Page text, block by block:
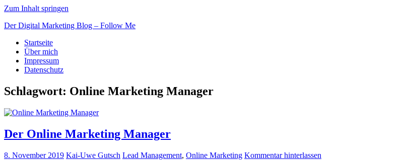
Zum Inhalt springen
Der Digital Marketing Blog – Follow Me
Startseite
Über mich
Impressum
Datenschutz
Schlagwort: Online Marketing Manager
Der Online Marketing Manager
8. November 2019 Kai-Uwe Gutsch Lead Management, Online Marketing Kommentar hinterlassen